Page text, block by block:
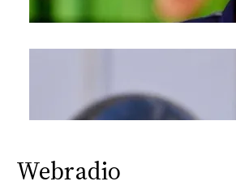
Webradio